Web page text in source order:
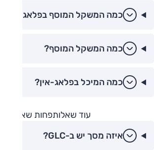
כמה המשקל המוסף בפלאג-אין?
כמה המשקל המוסף?
כמה המיכל בפלאג-אין?
עוד שאלותפחות שאלות
איזה מסך יש ב-GLC?